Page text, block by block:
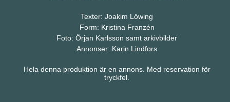
Texter: Joakim Löwing
Form: Kristina Franzén
Foto: Örjan Karlsson samt arkivbilder
Annonser: Karin Lindfors
Hela denna produktion är en annons. Med reservation för
tryckfel.